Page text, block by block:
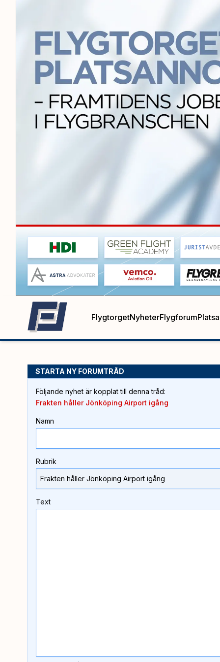
FlygtorgetNyheterFlygforum
STARTA NY FORUMTRÅD
Följande nyhet är kopplat till denna tråd:
Frakten håller Jönköping Airport igång
Namn
Rubrik
Text